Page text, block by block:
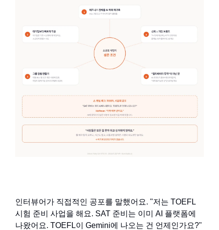
인터뷰어가 직접적인 공포를 말했어요. "저는 TOEFL
시험 준비 사업을 해요. SAT 준비는 이미 AI 플랫폼에
나왔어요. TOEFL이 Gemini에 나오는 건 언제인가요?"